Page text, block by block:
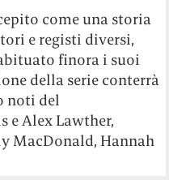
come una storia
e registi diversi,
finora i suoi
della serie conterrà
noti del
e Alex Lawther,
MacDonald, Hannah